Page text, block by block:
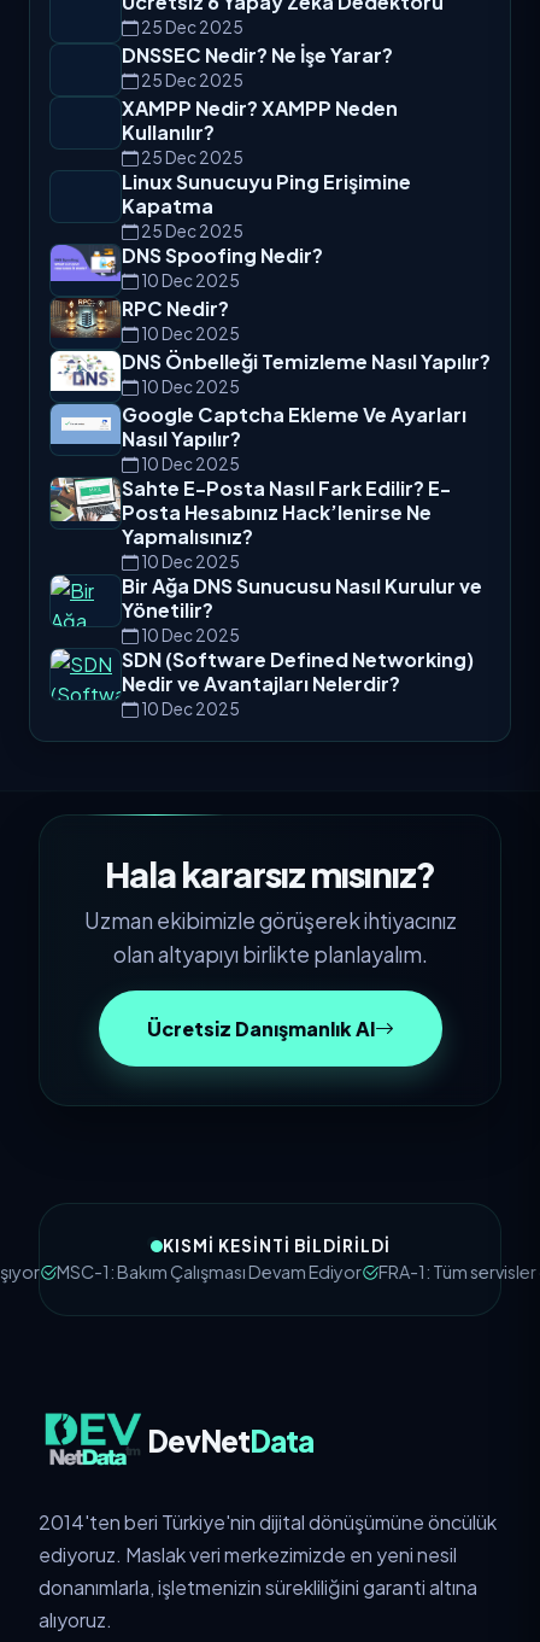
25 Dec 2025
DNSSEC Nedir? Ne İşe Yarar?
25 Dec 2025
XAMPP Nedir? XAMPP Neden
Kullanılır?
25 Dec 2025
Linux Sunucuyu Ping Erişimine
Kapatma
25 Dec 2025
DNS Spoofing Nedir?
10 Dec 2025
RPC Nedir?
10 Dec 2025
DNS Önbelleği Temizleme Nasıl Yapılır?
10 Dec 2025
Google Captcha Ekleme Ve Ayarları
Nasıl Yapılır?
10 Dec 2025
Sahte E-Posta Nasıl Fark Edilir? E-
Posta Hesabınız Hack’lenirse Ne
Yapmalısınız?
10 Dec 2025
Bir Ağa DNS Sunucusu Nasıl Kurulur ve
Yönetilir?
10 Dec 2025
SDN (Software Defined Networking)
Nedir ve Avantajları Nelerdir?
10 Dec 2025
Hala kararsız mısınız?
Uzman ekibimizle görüşerek ihtiyacınız
olan altyapıyı birlikte planlayalım.
Ücretsiz Danışmanlık Al
KISMI KESINTI BILDIRILDI
MSC-1: Bakım Çalışması Devam Ediyor FRA-1: Tüm servisler
DevNetData
2014'ten beri Türkiye'nin dijital dönüşümüne öncülük
ediyoruz. Maslak veri merkezimizde en yeni nesil
donanımlarla, işletmenizin sürekliliğini garanti altına
alıyoruz.